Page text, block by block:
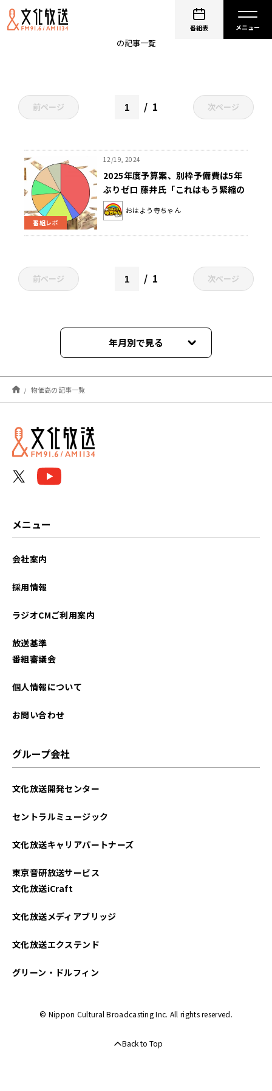
番組表
の記事一覧
前ページ 1 次ページ
番組レポ
12/19, 2024
2025年度予算案、別枠予備費は5年
ぶりゼロ 藤井氏「これはもう緊縮の
表れのようにも見えますよね」
おはよう寺ちゃん
前ページ 1 次ページ
年月別で見る
2026年05月
2026年03月
2025年12月
2024年07月
2023年12月
物価高の記事一覧
メニュー
会社案内
採用情報
ラジオCMご利用案内
放送基準
番組審議会
個人情報について
お問い合わせ
グループ会社
文化放送開発センター
セントラルミュージック
文化放送キャリアパートナーズ
東京音研放送サービス
文化放送iCraft
文化放送メディアブリッジ
文化放送エクステンド
グリーン・ドルフィン
© Nippon Cultural Broadcasting Inc. All rights reserved.
Back to Top